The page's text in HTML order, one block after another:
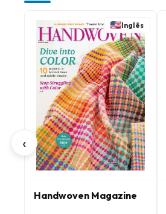
‹
Inglês
Handwoven Magazine